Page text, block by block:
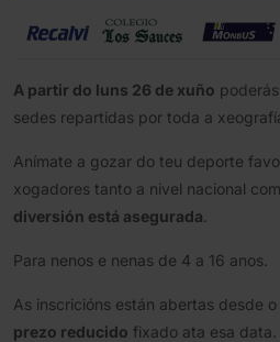
A partir do luns 26 de xuño
sedes repartidas por toda a
Anímate a gozar do teu deporte
xogadores tanto a nivel nacional
diversión está asegurada
Para nenos e nenas de 4 a 16 anos.
As inscricións están abertas desde
prezo reducido fixado ata esa data.